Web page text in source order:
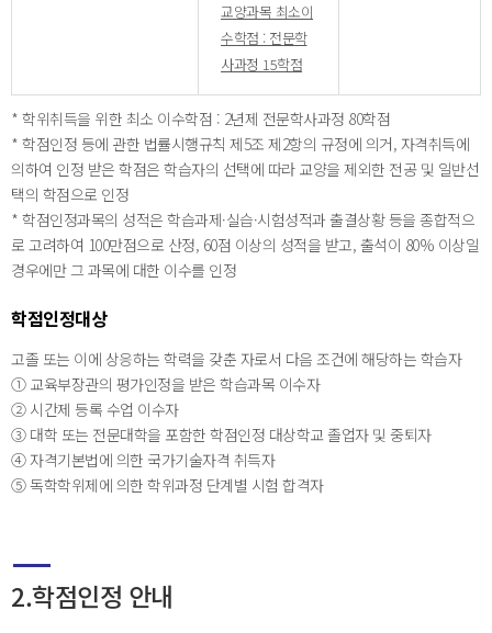
교양과목 최소이
수학점 : 전문학
사과정 15학점
* 학위취득을 위한 최소 이수학점 : 2년제 전문학사과정 80학점
* 학점인정 등에 관한 법률시행규칙 제5조 제2항의 규정에 의거, 자격취득에
의하여 인정 받은 학점은 학습자의 선택에 따라 교양을 제외한 전공 및 일반선
택의 학점으로 인정
* 학점인정과목의 성적은 학습과제·실습·시험성적과 출결상황 등을 종합적으
로 고려하여 100만점으로 산정, 60점 이상의 성적을 받고, 출석이 80% 이상일
경우에만 그 과목에 대한 이수를 인정
학점인정대상
고졸 또는 이에 상응하는 학력을 갖춘 자로서 다음 조건에 해당하는 학습자
① 교육부장관의 평가인정을 받은 학습과목 이수자
② 시간제 등록 수업 이수자
③ 대학 또는 전문대학을 포함한 학점인정 대상학교 졸업자 및 중퇴자
④ 자격기본법에 의한 국가기술자격 취득자
⑤ 독학학위제에 의한 학위과정 단계별 시험 합격자
2.학점인정 안내